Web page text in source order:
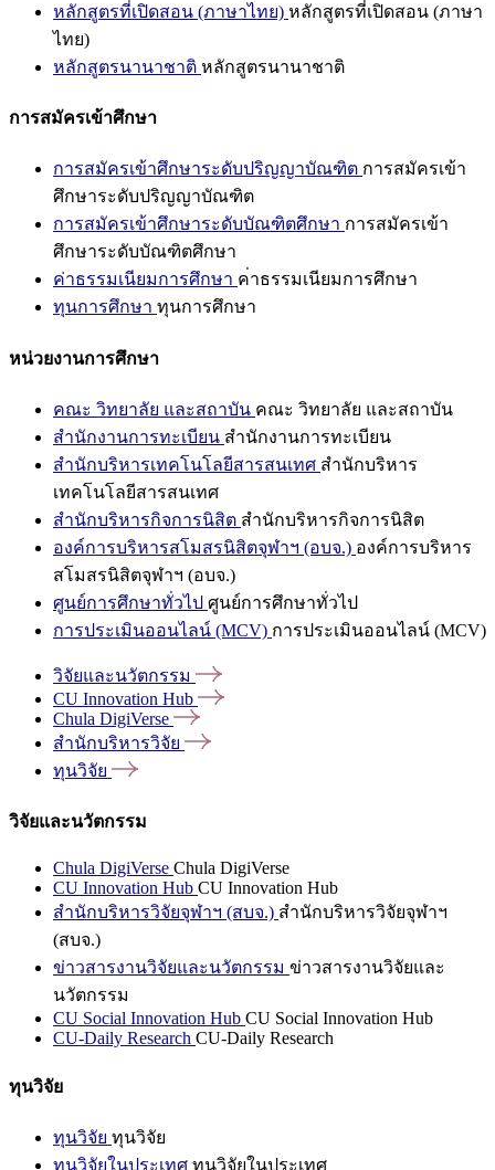
หลักสูตรที่เปิดสอน (ภาษาไทย) หลักสูตรที่เปิดสอน (ภาษา
ไทย)
หลักสูตรนานาชาติ หลักสูตรนานาชาติ
การสมัครเข้าศึกษา
การสมัครเข้าศึกษาระดับปริญญาบัณฑิต การสมัครเข้า
ศึกษาระดับปริญญาบัณฑิต
การสมัครเข้าศึกษาระดับบัณฑิตศึกษา การสมัครเข้า
ศึกษาระดับบัณฑิตศึกษา
ค่าธรรมเนียมการศึกษา ค่าธรรมเนียมการศึกษา
ทุนการศึกษา ทุนการศึกษา
หน่วยงานการศึกษา
คณะ วิทยาลัย และสถาบัน คณะ วิทยาลัย และสถาบัน
สำนักงานการทะเบียน สำนักงานการทะเบียน
สำนักบริหารเทคโนโลยีสารสนเทศ สำนักบริหาร
เทคโนโลยีสารสนเทศ
สำนักบริหารกิจการนิสิต สำนักบริหารกิจการนิสิต
องค์การบริหารสโมสรนิสิตจุฬาฯ (อบจ.) องค์การบริหาร
สโมสรนิสิตจุฬาฯ (อบจ.)
ศูนย์การศึกษาทั่วไป ศูนย์การศึกษาทั่วไป
การประเมินออนไลน์ (MCV) การประเมินออนไลน์ (MCV)
วิจัยและนวัตกรรม
CU Innovation Hub
Chula DigiVerse
สำนักบริหารวิจัย
ทุนวิจัย
วิจัยและนวัตกรรม
Chula DigiVerse Chula DigiVerse
CU Innovation Hub CU Innovation Hub
สำนักบริหารวิจัยจุฬาฯ (สบจ.) สำนักบริหารวิจัยจุฬาฯ
(สบจ.)
ข่าวสารงานวิจัยและนวัตกรรม ข่าวสารงานวิจัยและ
นวัตกรรม
CU Social Innovation Hub CU Social Innovation Hub
CU-Daily Research CU-Daily Research
ทุนวิจัย
ทุนวิจัย ทุนวิจัย
ทุนวิจัยในประเทศ ทุนวิจัยในประเทศ